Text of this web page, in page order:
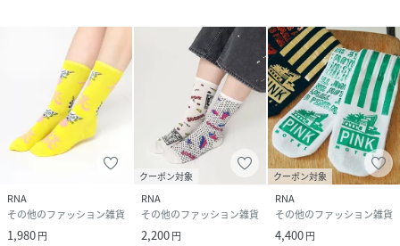
RNA
その他のファッション雑貨
1,980円
クーポン対象
RNA
その他のファッション雑貨
2,200円
クーポン対象
RNA
その他のファッション雑貨
4,400円